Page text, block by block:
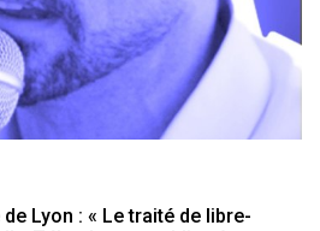
Lyon : « Le traité de libre-